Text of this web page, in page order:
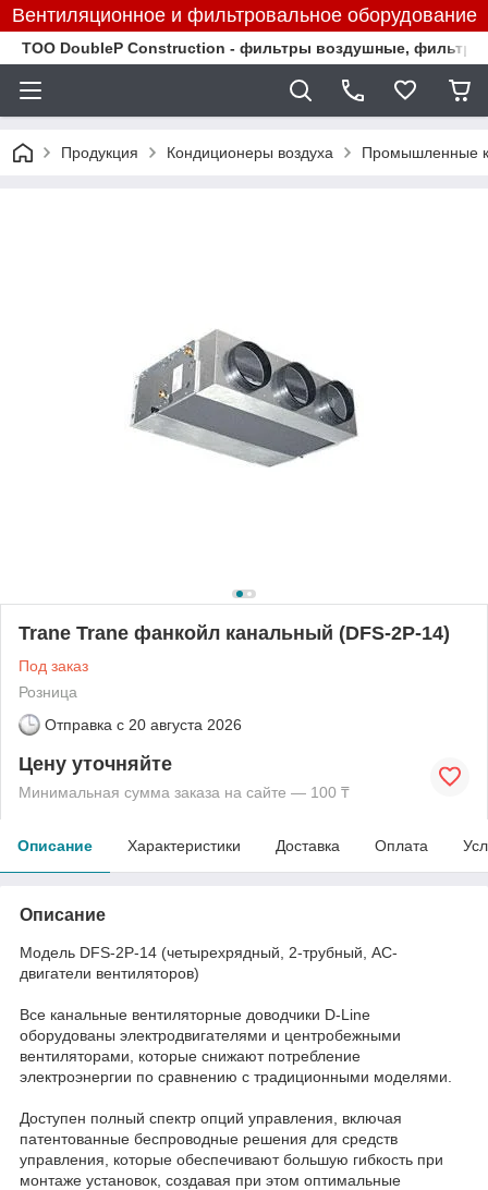
Вентиляционное и фильтровальное оборудование
TOO DoubleP Construction - фильтры воздушные,
Продукция Кондиционеры воздуха Промышленные
Trane Trane фанкойл канальный (DFS-2P-14)
Под заказ
Розница
Отправка с 20 августа 2026
Цену уточняйте
Минимальная сумма заказа на сайте — 100 ₸
Описание Характеристики Доставка Оплата
Описание
Модель DFS-2P-14 (четырехрядный, 2-трубный, AC-
двигатели вентиляторов)
Все канальные вентиляторные доводчики D-Line
оборудованы электродвигателями и центробежными
вентиляторами, которые снижают потребление
электроэнергии по сравнению с традиционными моделями.
Доступен полный спектр опций управления, включая
патентованные беспроводные решения для средств
управления, которые обеспечивают большую гибкость при
монтаже установок, создавая при этом оптимальные